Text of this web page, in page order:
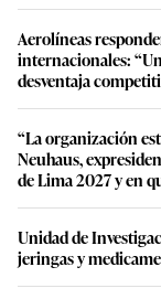
Aerolíneas
internacionales:
desventaja
“La organización
Neuhaus,
de Lima 2027 y en
Unidad de
jeringas y